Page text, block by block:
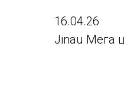
16.04.26
Jinau Мега